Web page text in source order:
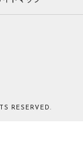
RESERVED.